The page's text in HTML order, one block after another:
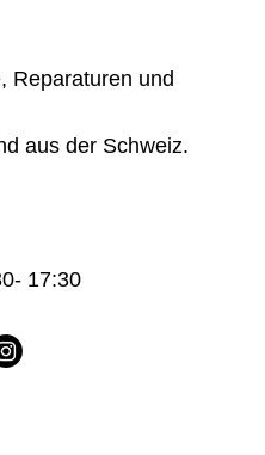
Reparaturen und
aus der Schweiz.
17:30